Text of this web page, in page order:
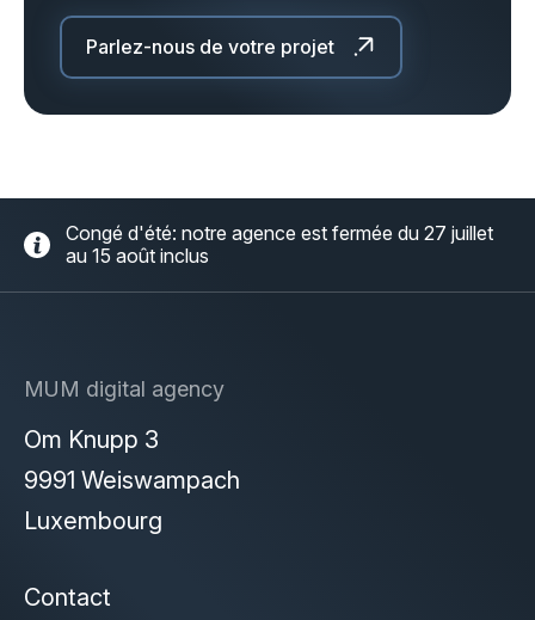
Parlez-nous de votre projet
Congé d'été: notre agence est fermée du 27 juillet
au 15 août inclus
MUM digital agency
Om Knupp 3
9991 Weiswampach
Luxembourg
Contact